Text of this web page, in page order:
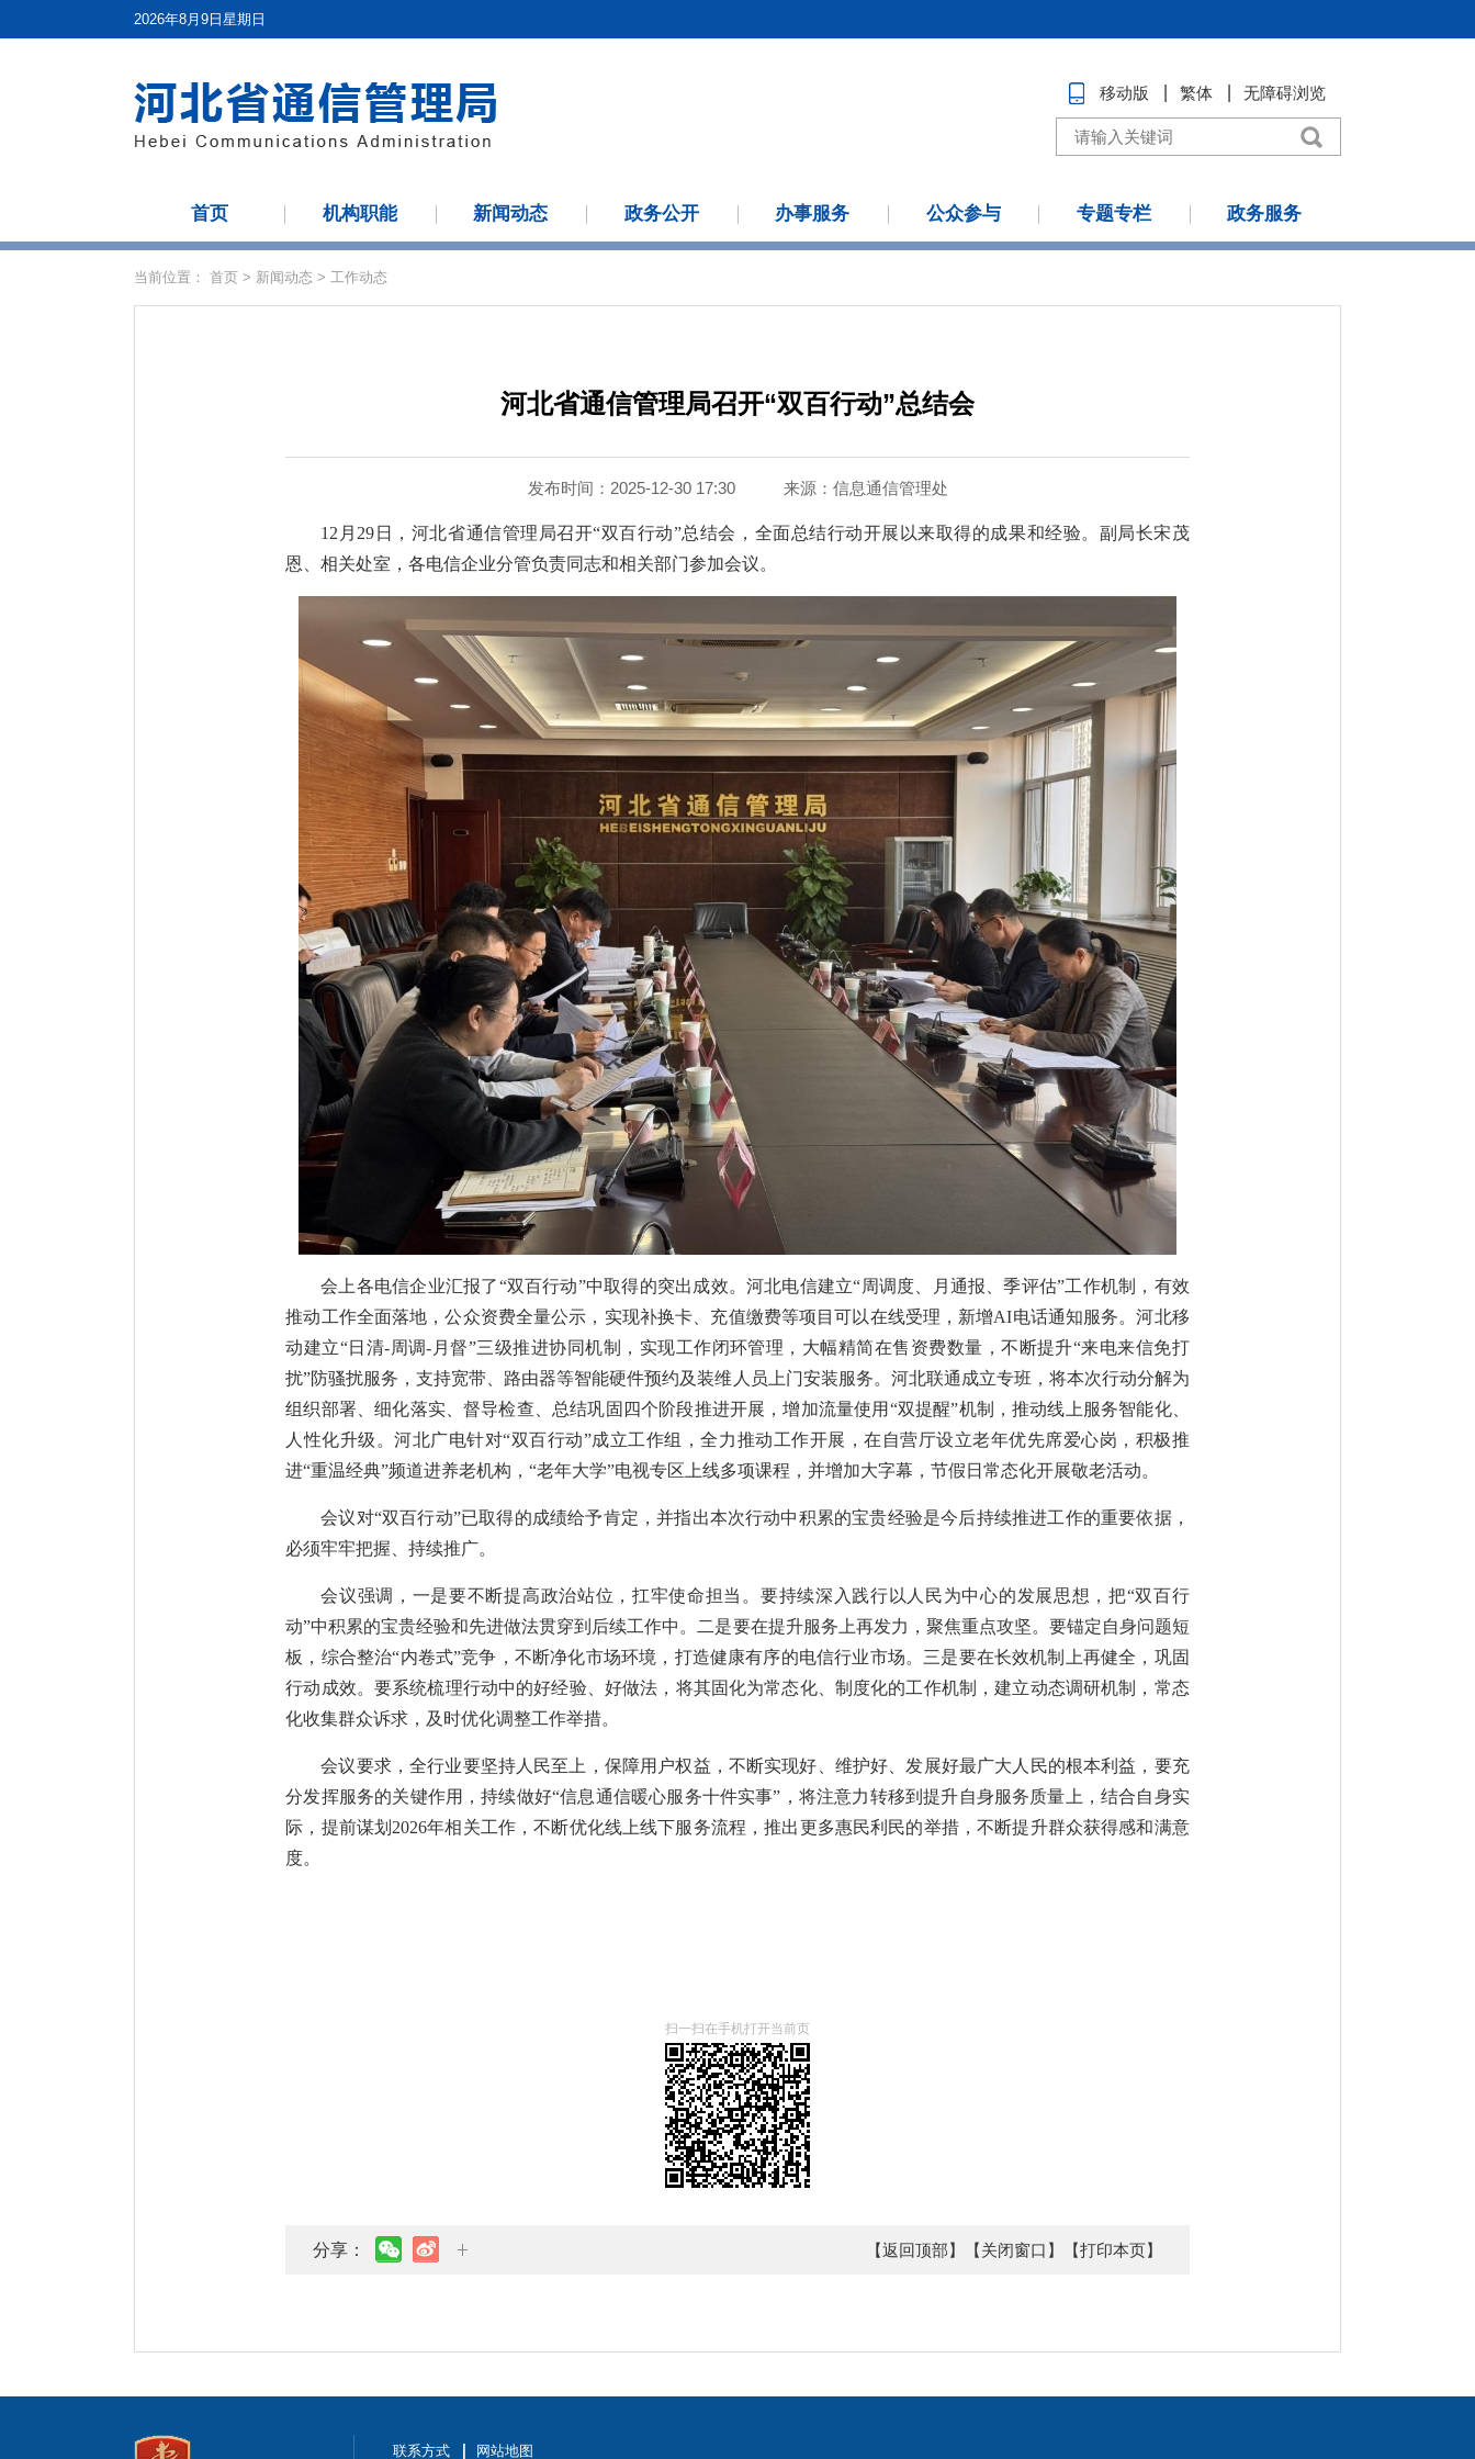
2026年8月9日星期日
移动版 繁体 无障碍浏览
首页 机构职能 新闻动态 政务公开 办事服务 公众参与 专题专栏 政务服务
当前位置： 首页 > 新闻动态 > 工作动态
河北省通信管理局召开“双百行动”总结会
发布时间：2025-12-30 17:30 来源： 信息通信管理处
12月29日，河北省通信管理局召开“双百行动”总结会，全面总结行动开展以来取得的成果和经验。副局长宋茂
恩、相关处室，各电信企业分管负责同志和相关部门参加会议。
会上各电信企业汇报了“双百行动”中取得的突出成效。河北电信建立“周调度、月通报、季评估”工作机制，有效
推动工作全面落地，公众资费全量公示，实现补换卡、充值缴费等项目可以在线受理，新增AI电话通知服务。河北移
动建立“日清-周调-月督”三级推进协同机制，实现工作闭环管理，大幅精简在售资费数量，不断提升“来电来信免打
扰”防骚扰服务，支持宽带、路由器等智能硬件预约及装维人员上门安装服务。河北联通成立专班，将本次行动分解为
组织部署、细化落实、督导检查、总结巩固四个阶段推进开展，增加流量使用“双提醒”机制，推动线上服务智能化、
人性化升级。河北广电针对“双百行动”成立工作组，全力推动工作开展，在自营厅设立老年优先席爱心岗，积极推
进“重温经典”频道进养老机构，“老年大学”电视专区上线多项课程，并增加大字幕，节假日常态化开展敬老活动。
会议对“双百行动”已取得的成绩给予肯定，并指出本次行动中积累的宝贵经验是今后持续推进工作的重要依据，
必须牢牢把握、持续推广。
会议强调，一是要不断提高政治站位，扛牢使命担当。要持续深入践行以人民为中心的发展思想，把“双百行
动”中积累的宝贵经验和先进做法贯穿到后续工作中。二是要在提升服务上再发力，聚焦重点攻坚。要锚定自身问题短
板，综合整治“内卷式”竞争，不断净化市场环境，打造健康有序的电信行业市场。三是要在长效机制上再健全，巩固
行动成效。要系统梳理行动中的好经验、好做法，将其固化为常态化、制度化的工作机制，建立动态调研机制，常态
化收集群众诉求，及时优化调整工作举措。
会议要求，全行业要坚持人民至上，保障用户权益，不断实现好、维护好、发展好最广大人民的根本利益，要充
分发挥服务的关键作用，持续做好“信息通信暖心服务十件实事”，将注意力转移到提升自身服务质量上，结合自身实
际，提前谋划2026年相关工作，不断优化线上线下服务流程，推出更多惠民利民的举措，不断提升群众获得感和满意
度。
扫一扫在手机打开当前页
分享： 【返回顶部】 【关闭窗口】 【打印本页】
联系方式 网站地图